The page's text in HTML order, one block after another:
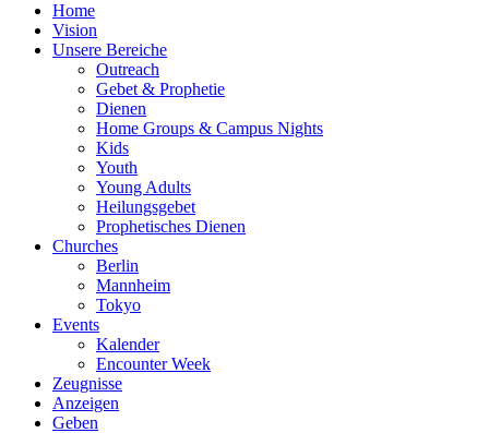
Home
Vision
Unsere Bereiche
Outreach
Gebet & Prophetie
Dienen
Home Groups & Campus Nights
Kids
Youth
Young Adults
Heilungsgebet
Prophetisches Dienen
Churches
Berlin
Mannheim
Tokyo
Events
Kalender
Encounter Week
Zeugnisse
Anzeigen
Geben